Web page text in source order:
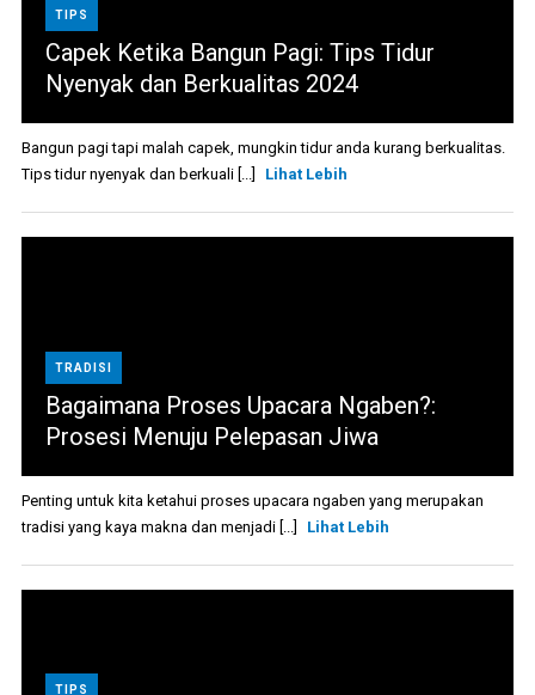
TIPS
Capek Ketika Bangun Pagi: Tips Tidur
Nyenyak dan Berkualitas 2024
Bangun pagi tapi malah capek, mungkin tidur anda kurang berkualitas.
Tips tidur nyenyak dan berkuali [...]
Lihat Lebih
TRADISI
Bagaimana Proses Upacara Ngaben?:
Prosesi Menuju Pelepasan Jiwa
Penting untuk kita ketahui proses upacara ngaben yang merupakan
tradisi yang kaya makna dan menjadi [...]
Lihat Lebih
TIPS